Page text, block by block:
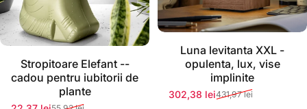
Stoc momentan epuizat
Stropitoare Elefant --
cadou pentru iubitorii de
plante
Stoc momentan epuizat
Luna levitanta XXL -
opulenta, lux, vise
implinite
Preț redus
302,38 lei
Preț normal431,97 lei